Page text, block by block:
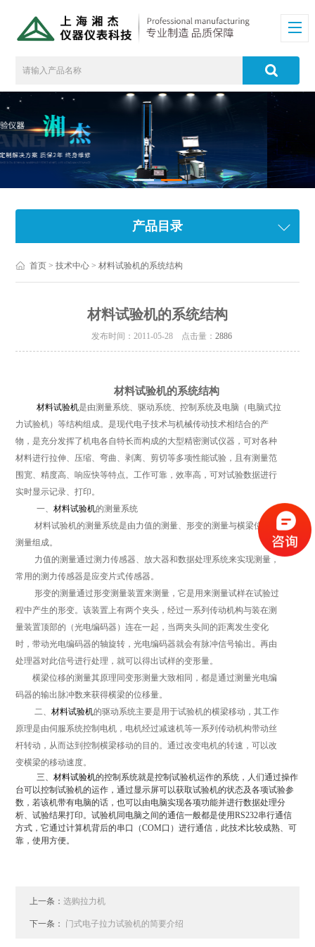
产品目录
首页 >技术中心 > 材料试验机的系统结构
材料试验机的系统结构
发布时间：2011-05-28 点击量： 2886
材料试验机的系统结构
材料试验机是由测量系统、驱动系统、控制系统及电脑（电脑式拉
力试验机）等结构组成。是现代电子技术与机械传动技术相结合的产
物，是充分发挥了机电各自特长而构成的大型精密测试仪器，可对各种
材料进行拉伸、压缩、弯曲、剥离、剪切等多项性能试验，且有测量范
围宽、精度高、响应快等特点。工作可靠，效率高，可对试验数据进行
实时显示记录、打印。
一、材料试验机的测量系统
材料试验机的测量系统是由力值的测量、形变的测量与横梁位移的
测量组成。
力值的测量通过测力传感器、放大器和数据处理系统来实现测量，
常用的测力传感器是应变片式传感器。
形变的测量通过形变测量装置来测量，它是用来测量试样在试验过
程中产生的形变。该装置上有两个夹头，经过一系列传动机构与装在测
量装置顶部的（光电编码器）连在一起，当两夹头间的距离发生变化
时，带动光电编码器的轴旋转，光电编码器就会有脉冲信号输出。再由
处理器对此信号进行处理，就可以得出试样的变形量。
横梁位移的测量其原理同变形测量大致相同，都是通过测量光电编
码器的输出脉冲数来获得横梁的位移量。
二、材料试验机的驱动系统主要是用于试验机的横梁移动，其工作
原理是由伺服系统控制电机，电机经过减速机等一系列传动机构带动丝
杆转动，从而达到控制横梁移动的目的。通过改变电机的转速，可以改
变横梁的移动速度。
三、材料试验机的控制系统就是控制试验机运作的系统，人们通过操作
台可以控制试验机的运作，通过显示屏可以获取试验机的状态及各项试验参
数，若该机带有电脑的话，也可以由电脑实现各项功能并进行数据处理分
析、试验结果打印。试验机同电脑之间的通信一般都是使用RS232串行通信
方式，它通过计算机背后的串口（COM口）进行通信，此技术比较成熟、可
靠，使用方便。
上一条：选购拉力机
下一条： 门式电子拉力试验机的简要介绍